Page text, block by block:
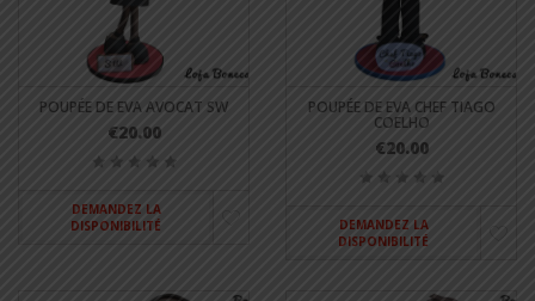
POUPÉE DE EVA AVOCAT SW
€20.00
DEMANDEZ LA
DISPONIBILITÉ
POUPÉE DE EVA CHEF TIAGO
COELHO
€20.00
DEMANDEZ LA
DISPONIBILITÉ